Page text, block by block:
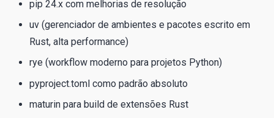
pip 24.x com melhorias de resolução
uv (gerenciador de ambientes e pacotes escrito em
Rust, alta performance)
rye (workflow moderno para projetos Python)
pyproject.toml como padrão absoluto
maturin para build de extensões Rust